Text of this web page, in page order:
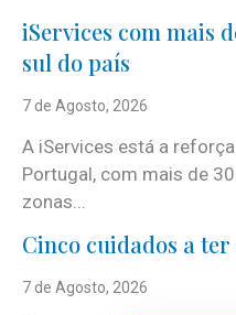
iServices com mais
sul do país
7 de Agosto, 2026
A iServices está a
Portugal, com mais de
zonas...
Cinco cuidados a
7 de Agosto, 2026